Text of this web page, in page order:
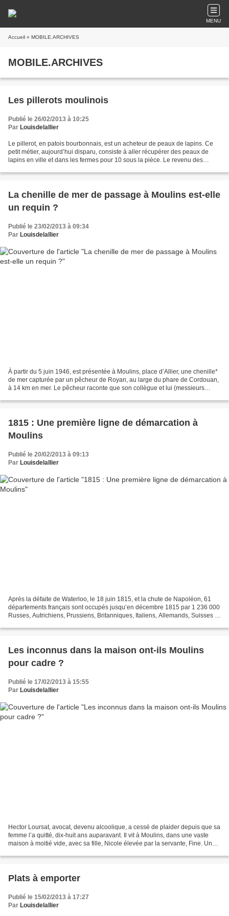
MENU
Accueil » MOBILE.ARCHIVES
MOBILE.ARCHIVES
Les pillerots moulinois
Publié le 26/02/2013 à 10:25
Par Louisdelallier
Le pillerot, en patois bourbonnais, est un acheteur de peaux de lapins. Ce
petit métier, aujourd’hui disparu, consiste à aller récupérer des peaux de
lapins en ville et dans les fermes pour 10 sous la pièce. Le revenu des
La chenille de mer de passage à Moulins est-elle
un requin ?
Publié le 23/02/2013 à 09:34
Par Louisdelallier
À partir du 5 juin 1946, est présentée à Moulins, place d’Allier, une chenille*
de mer capturée par un pêcheur de Royan, au large du phare de Cordouan,
à 14 km en mer. Le pêcheur raconte que son collègue et lui (messieurs
1815 : Une première ligne de démarcation à
Moulins
Publié le 20/02/2013 à 09:13
Par Louisdelallier
Après la défaite de Waterloo, le 18 juin 1815, et la chute de Napoléon, 61
départements français sont occupés jusqu’en décembre 1815 par 1 236 000
Russes, Autrichiens, Prussiens, Britanniques, Italiens, Allemands, Suisses et
Les inconnus dans la maison ont-ils Moulins
pour cadre ?
Publié le 17/02/2013 à 15:55
Par Louisdelallier
Hector Loursat, avocat, devenu alcoolique, a cessé de plaider depuis que sa
femme l’a quitté, dix-huit ans auparavant. Il vit à Moulins, dans une vaste
maison à moitié vide, avec sa fille, Nicole élevée par la servante, Fine. Un
Plats à emporter
Publié le 15/02/2013 à 17:27
Par Louisdelallier